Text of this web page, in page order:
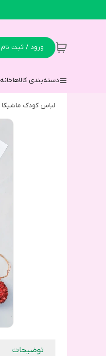
ورود / ثبت نام
دسته‌بندی کالاهاخانه
لباس کودک ماشیکا
توضیحات